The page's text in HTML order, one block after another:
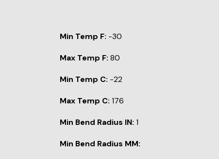
Min Temp F: -30
Max Temp F: 80
Min Temp C: -22
Max Temp C: 176
Min Bend Radius IN: 1
Min Bend Radius MM: